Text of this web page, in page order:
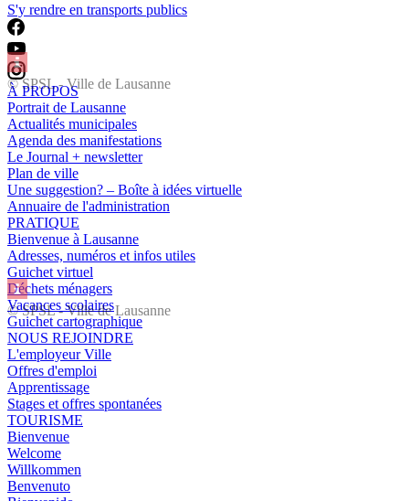
© SPSL - Ville de Lausanne
© SPSL - Ville de Lausanne
S'y rendre en transports publics
À PROPOS
Portrait de Lausanne
Actualités municipales
Agenda des manifestations
Le Journal + newsletter
Plan de ville
Une suggestion? – Boîte à idées virtuelle
Annuaire de l'administration
PRATIQUE
Bienvenue à Lausanne
Adresses, numéros et infos utiles
Guichet virtuel
Déchets ménagers
Vacances scolaires
Guichet cartographique
NOUS REJOINDRE
L'employeur Ville
Offres d'emploi
Apprentissage
Stages et offres spontanées
TOURISME
Bienvenue
Welcome
Willkommen
Benvenuto